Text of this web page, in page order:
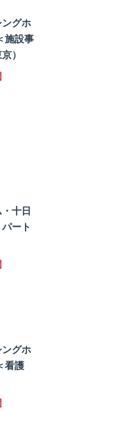
グホ
施設事
）
十日
ート
グホ
看護